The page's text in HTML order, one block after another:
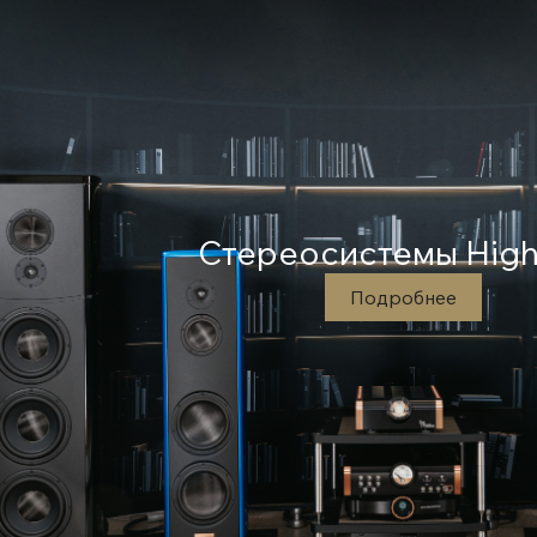
Стереосистемы
Подробнее